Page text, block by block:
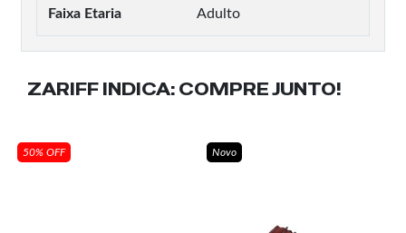
Faixa Etaria Adulto
ZARIFF INDICA: COMPRE JUNTO!
50% OFF Novo